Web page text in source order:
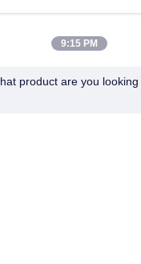
de no. 10 Zhenxing
9:15 PM
product are you looking